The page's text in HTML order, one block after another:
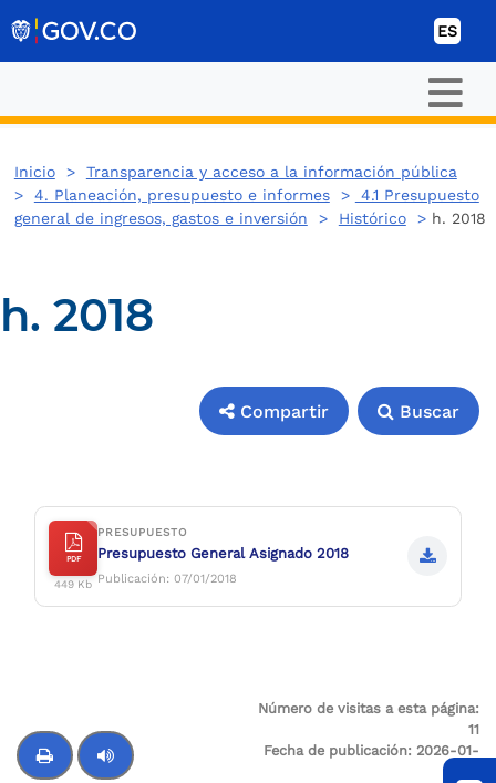
ES
Inicio> Transparencia y acceso a la información pública
> 4. Planeación, presupuesto e informes>
4.1 Presupuesto
general de ingresos, gastos e inversión > Histórico>h. 2018
h. 2018
Compartir Buscar
PDF
449 Kb
PRESUPUESTO
Presupuesto General Asignado 2018
Publicación: 07/01/2018
Número de visitas a esta página:
11
Fecha de publicación: 2026-01-